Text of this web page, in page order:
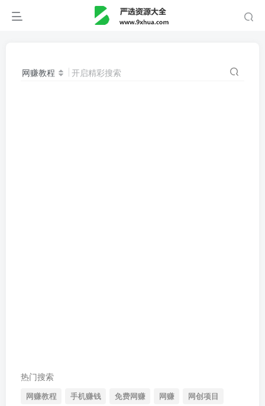
网赚教程 开启精彩搜索
热门搜索
网赚教程 手机赚钱 免费网赚 网赚 网创项目